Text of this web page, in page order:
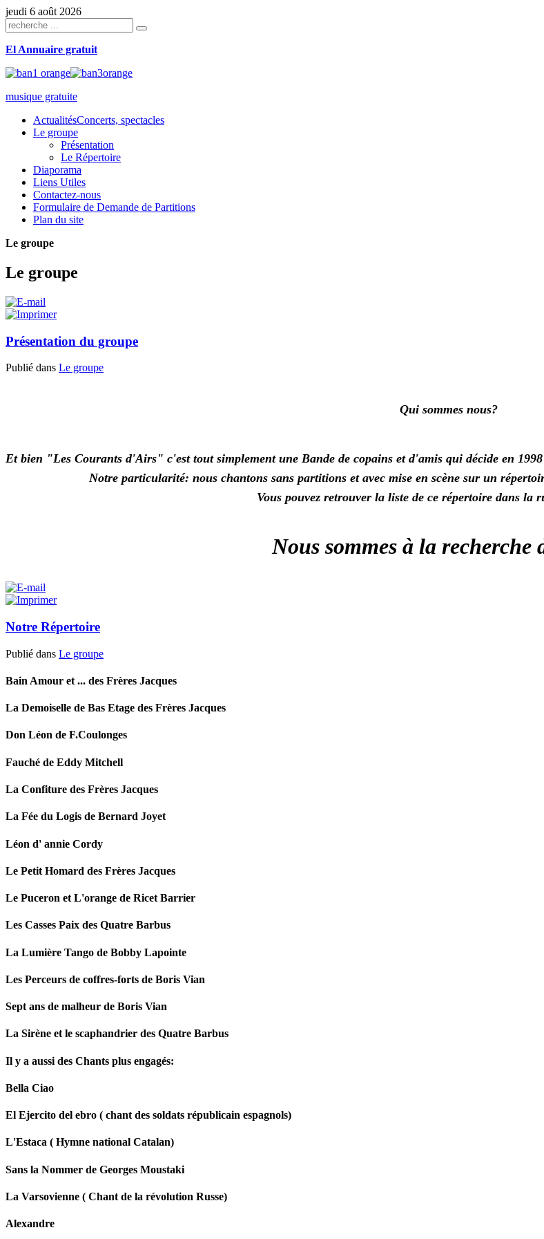
jeudi 6 août 2026
El Annuaire gratuit
musique gratuite
ActualitésConcerts, spectacles
Le groupe
Présentation
Le Répertoire
Diaporama
Liens Utiles
Contactez-nous
Formulaire de Demande de Partitions
Plan du site
Le groupe
Le groupe
Présentation du groupe
Publié dans Le groupe
Qui sommes nous?
Et bien "Les Courants d'Airs" c'est tout simplement une Bande de copains et d'amis qui décide en
Notre particularité: nous chantons sans partitions et avec mise en scène sur un
Vous pouvez retrouver la liste de ce répertoire dans la
Nous sommes à la recherche
Notre Répertoire
Publié dans Le groupe
Bain Amour et ... des Frères Jacques
La Demoiselle de Bas Etage des Frères Jacques
Don Léon de F.Coulonges
Fauché de Eddy Mitchell
La Confiture des Frères Jacques
La Fée du Logis de Bernard Joyet
Léon d' annie Cordy
Le Petit Homard des Frères Jacques
Le Puceron et L'orange de Ricet Barrier
Les Casses Paix des Quatre Barbus
La Lumière Tango de Bobby Lapointe
Les Perceurs de coffres-forts de Boris Vian
Sept ans de malheur de Boris Vian
La Sirène et le scaphandrier des Quatre Barbus
Il y a aussi des Chants plus engagés:
Bella Ciao
El Ejercito del ebro ( chant des soldats républicain espagnols)
L'Estaca ( Hymne national Catalan)
Sans la Nommer de Georges Moustaki
La Varsovienne ( Chant de la révolution Russe)
Alexandre